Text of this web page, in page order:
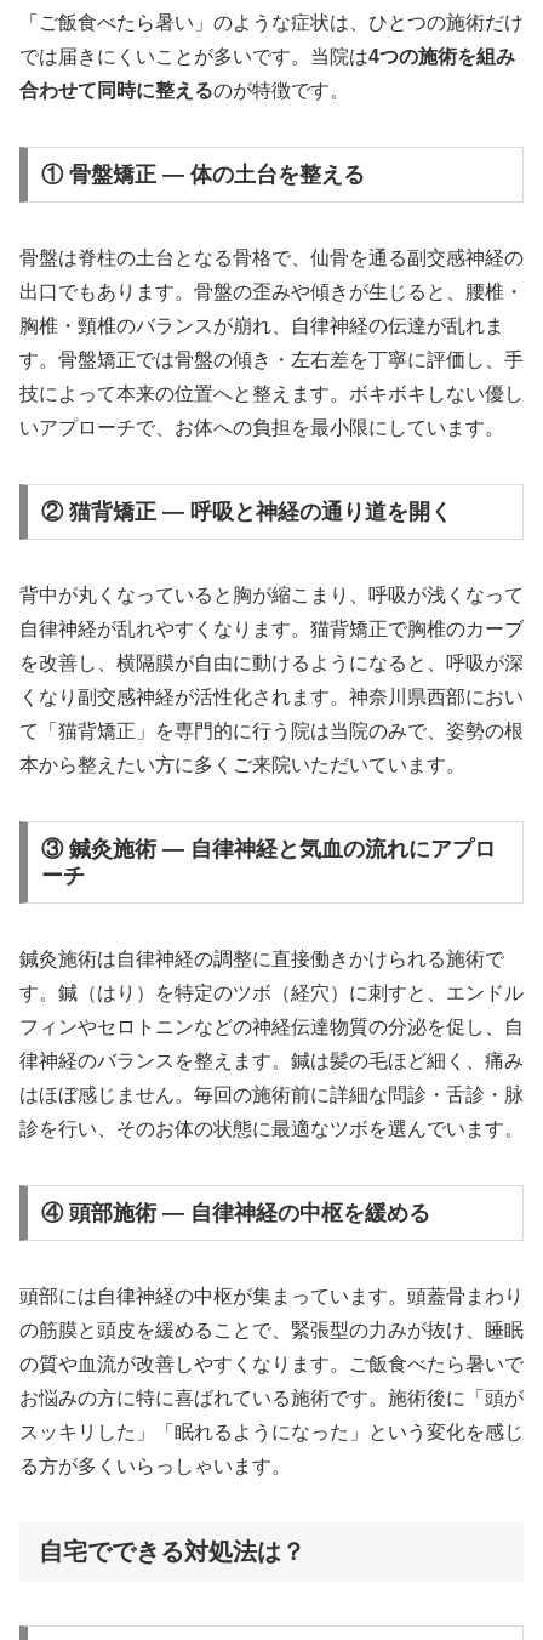
「ご飯食べたら暑い」のような症状は、ひとつの施術だけ
では届きにくいことが多いです。当院は4つの施術を組み
合わせて同時に整えるのが特徴です。
① 骨盤矯正 — 体の土台を整える
骨盤は脊柱の土台となる骨格で、仙骨を通る副交感神経の
出口でもあります。骨盤の歪みや傾きが生じると、腰椎・
胸椎・頸椎のバランスが崩れ、自律神経の伝達が乱れま
す。骨盤矯正では骨盤の傾き・左右差を丁寧に評価し、手
技によって本来の位置へと整えます。ボキボキしない優し
いアプローチで、お体への負担を最小限にしています。
② 猫背矯正 — 呼吸と神経の通り道を開く
背中が丸くなっていると胸が縮こまり、呼吸が浅くなって
自律神経が乱れやすくなります。猫背矯正で胸椎のカーブ
を改善し、横隔膜が自由に動けるようになると、呼吸が深
くなり副交感神経が活性化されます。神奈川県西部におい
て「猫背矯正」を専門的に行う院は当院のみで、姿勢の根
本から整えたい方に多くご来院いただいています。
③ 鍼灸施術 — 自律神経と気血の流れにアプロ
ーチ
鍼灸施術は自律神経の調整に直接働きかけられる施術で
す。鍼（はり）を特定のツボ（経穴）に刺すと、エンドル
フィンやセロトニンなどの神経伝達物質の分泌を促し、自
律神経のバランスを整えます。鍼は髪の毛ほど細く、痛み
はほぼ感じません。毎回の施術前に詳細な問診・舌診・脉
診を行い、そのお体の状態に最適なツボを選んでいます。
④ 頭部施術 — 自律神経の中枢を緩める
頭部には自律神経の中枢が集まっています。頭蓋骨まわり
の筋膜と頭皮を緩めることで、緊張型の力みが抜け、睡眠
の質や血流が改善しやすくなります。ご飯食べたら暑いで
お悩みの方に特に喜ばれている施術です。施術後に「頭が
スッキリした」「眠れるようになった」という変化を感じ
る方が多くいらっしゃいます。
自宅でできる対処法は？